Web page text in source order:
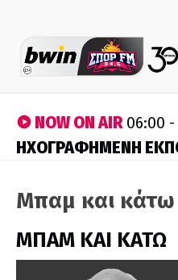
NOW ON AIR06:00
ΗΧΟΓΡΑΦΗΜΕΝΗ
Μπαμ και
ΜΠΑΜ ΚΑΙ ΚΑΤΩ